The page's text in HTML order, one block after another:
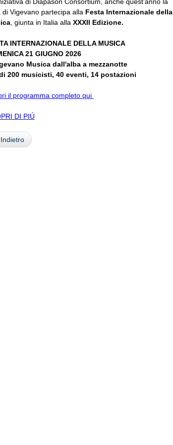
di Vigevano partecipa alla Festa Internazionale della
, giunta in Italia alla XXXII Edizione.
INTERNAZIONALE DELLA MUSICA
21 GIUGNO 2026
Musica dall'alba a mezzanotte
200 musicisti, 40 eventi, 14 postazioni
il programma completo qui
DI PIÚ
Indietro